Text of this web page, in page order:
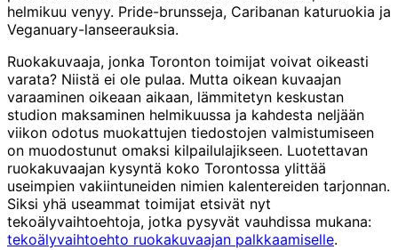
helmikuu venyy. Pride-brunsseja, Caribanan katuruokia ja
Veganuary-lanseerauksia.
Ruokakuvaaja, jonka Toronton toimijat voivat oikeasti
varata? Niistä ei ole pulaa. Mutta oikean kuvaajan
varaaminen oikeaan aikaan, lämmitetyn keskustan
studion maksaminen helmikuussa ja kahdesta neljään
viikon odotus muokattujen tiedostojen valmistumiseen
on muodostunut omaksi kilpailulajikseen. Luotettavan
ruokakuvaajan kysyntä koko Torontossa ylittää
useimpien vakiintuneiden nimien kalentereiden tarjonnan.
Siksi yhä useammat toimijat etsivät nyt
tekoälyvaihtoehtoja, jotka pysyvät vauhdissa mukana:
tekoälyvaihtoehto ruokakuvaajan palkkaamiselle.